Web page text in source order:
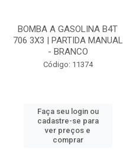
BOMBA A GASOLINA B4T
706 3X3 | PARTIDA MANUAL
- BRANCO
Código: 11374
Faça seu login ou
cadastre-se para
ver preços e
comprar